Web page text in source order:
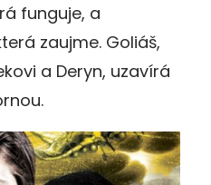
funguje, a
zaujme. Goliáš,
a Deryn, uzavírá